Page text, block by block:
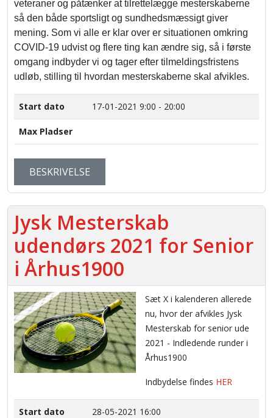
veteraner og påtænker at tilrettelægge mesterskaberne
så den både sportsligt og sundhedsmæssigt giver
mening. Som vi alle er klar over er situationen omkring
COVID-19 udvist og flere ting kan ændre sig, så i første
omgang indbyder vi og tager efter tilmeldingsfristens
udløb, stilling til hvordan mesterskaberne skal afvikles.
Start dato 17-01-2021 9:00 - 20:00
Max Pladser
BESKRIVELSE
Jysk Mesterskab
udendørs 2021 for Senior
i Århus1900
Sæt X i kalenderen allerede
nu, hvor der afvikles Jysk
Mesterskab for senior ude
2021 - Indledende runder i
Århus1900
Indbydelse findes HER
Start dato 28-05-2021 16:00